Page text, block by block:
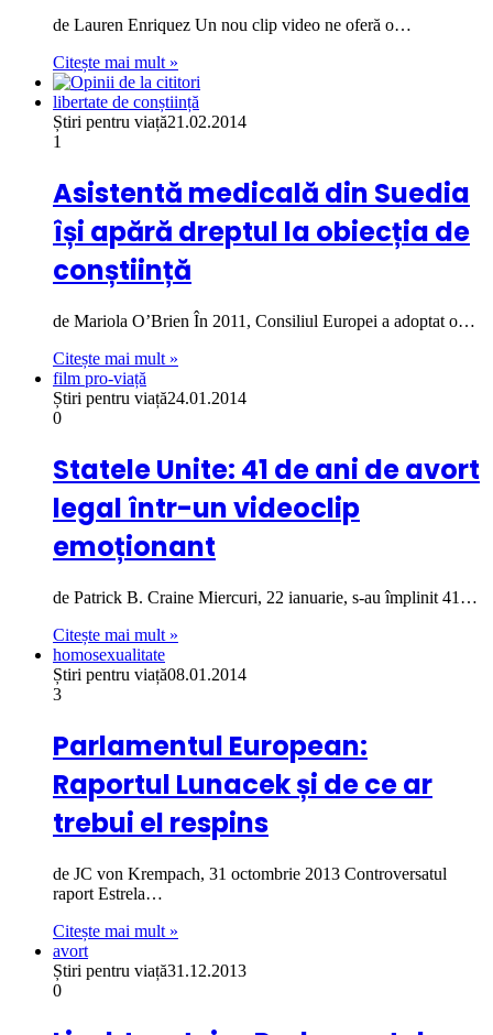
de Lauren Enriquez Un nou clip video ne oferă o…
Citește mai mult »
libertate de conștiință
Știri pentru viață21.02.2014
1
Asistentă medicală din Suedia
își apără dreptul la obiecția de
conștiință
de Mariola O’Brien În 2011, Consiliul Europei a adoptat o…
Citește mai mult »
film pro-viață
Știri pentru viață24.01.2014
0
Statele Unite: 41 de ani de avort
legal într-un videoclip
emoționant
de Patrick B. Craine Miercuri, 22 ianuarie, s-au împlinit 41…
Citește mai mult »
homosexualitate
Știri pentru viață08.01.2014
3
Parlamentul European:
Raportul Lunacek și de ce ar
trebui el respins
de JC von Krempach, 31 octombrie 2013 Controversatul
raport Estrela…
Citește mai mult »
avort
Știri pentru viață31.12.2013
0